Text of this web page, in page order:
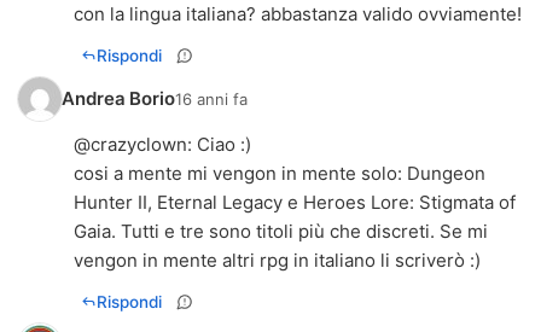
con la lingua italiana? abbastanza valido ovviamente!
Rispondi
Andrea Borio16 anni fa
@crazyclown: Ciao :)
cosi a mente mi vengon in mente solo: Dungeon
Hunter II, Eternal Legacy e Heroes Lore: Stigmata of
Gaia. Tutti e tre sono titoli più che discreti. Se mi
vengon in mente altri rpg in italiano li scriverò :)
Rispondi